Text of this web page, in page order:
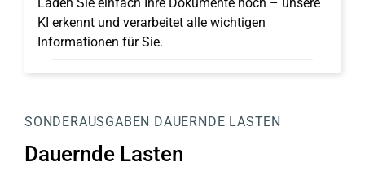
KI erkennt und verarbeitet alle wichtigen
Informationen für Sie.
SONDERAUSGABEN DAUERNDE LASTEN
Dauernde Lasten